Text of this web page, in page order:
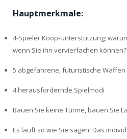
Hauptmerkmale:
4-Spieler Koop-Unterstützung;
wenn Sie ihn vervierfachen können?
5 abgefahrene, futuristische Waffen
4 herausfordernde Spielmodi
Bauen Sie keine Türme, bauen Sie
Es läuft so wie Sie sagen! Das